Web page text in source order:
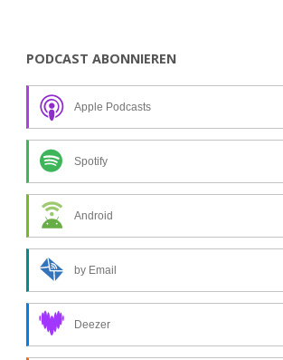
Andacht
Dezember
2020"
PODCAST ABONNIEREN
Apple Podcasts
Spotify
Android
by Email
Deezer